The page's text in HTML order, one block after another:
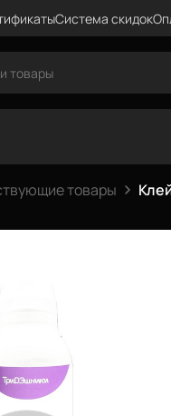
Система скидок
товары